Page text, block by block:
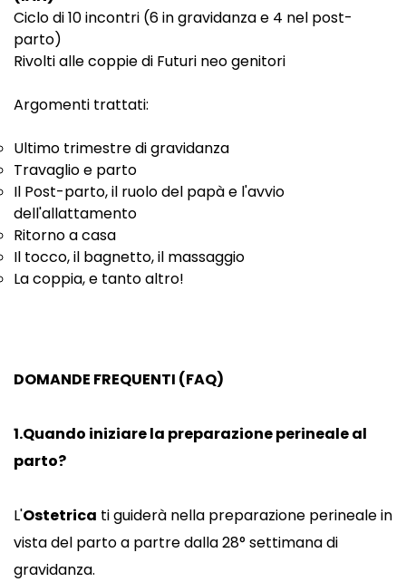
Ciclo di 10 incontri (6 in gravidanza e 4 nel post-
parto)
Rivolti alle coppie di Futuri neo genitori
Argomenti trattati:
Ultimo trimestre di gravidanza
Travaglio e parto
Il Post-parto, il ruolo del papà e l'avvio
dell'allattamento
Ritorno a casa
Il tocco, il bagnetto, il massaggio
La coppia, e tanto altro!
DOMANDE FREQUENTI (FAQ)
1.Quando iniziare la preparazione perineale al
parto?
L'Ostetrica ti guiderà nella preparazione perineale in
vista del parto a partre dalla 28° settimana di
gravidanza.